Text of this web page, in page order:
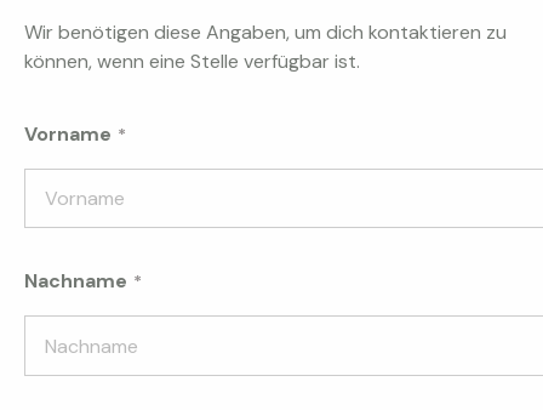
Wir benötigen diese Angaben, um dich kontaktieren zu
können, wenn eine Stelle verfügbar ist.
Vorname
Nachname